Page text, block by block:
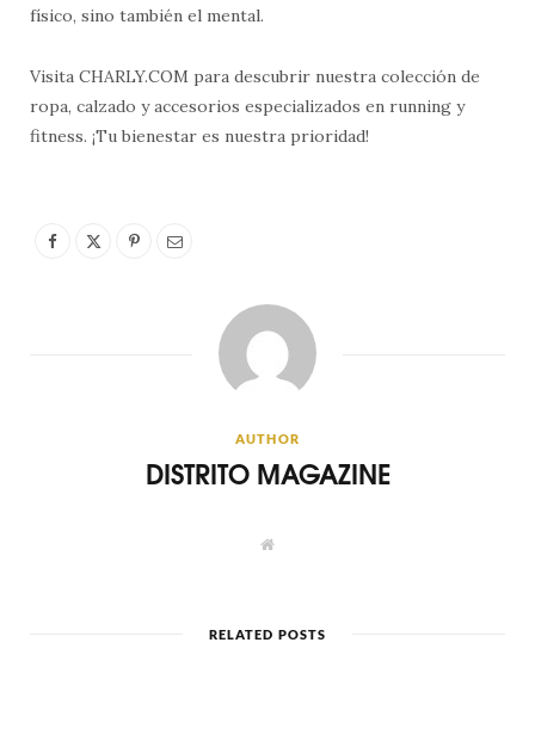
físico, sino también el mental.
Visita CHARLY.COM para descubrir nuestra colección de
ropa, calzado y accesorios especializados en running y
fitness. ¡Tu bienestar es nuestra prioridad!
AUTHOR
DISTRITO MAGAZINE
W
e
RELATED POSTS